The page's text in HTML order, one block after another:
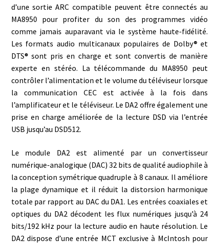
d’une sortie ARC compatible peuvent être connectés au
MA8950 pour profiter du son des programmes vidéo
comme jamais auparavant via le système haute-fidélité.
Les formats audio multicanaux populaires de Dolby® et
DTS® sont pris en charge et sont convertis de manière
experte en stéréo. La télécommande du MA8950 peut
contrôler l’alimentation et le volume du téléviseur lorsque
la communication CEC est activée à la fois dans
l’amplificateur et le téléviseur. Le DA2 offre également une
prise en charge améliorée de la lecture DSD via l’entrée
USB jusqu’au DSD512.
Le module DA2 est alimenté par un convertisseur
numérique-analogique (DAC) 32 bits de qualité audiophile à
la conception symétrique quadruple à 8 canaux. Il améliore
la plage dynamique et il réduit la distorsion harmonique
totale par rapport au DAC du DA1. Les entrées coaxiales et
optiques du DA2 décodent les flux numériques jusqu’à 24
bits/192 kHz pour la lecture audio en haute résolution. Le
DA2 dispose d’une entrée MCT exclusive à McIntosh pour